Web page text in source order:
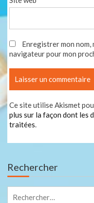
Enregistrer mon nom,
navigateur pour mon
Ce site utilise Akismet
plus sur la façon dont les
traitées.
Rechercher